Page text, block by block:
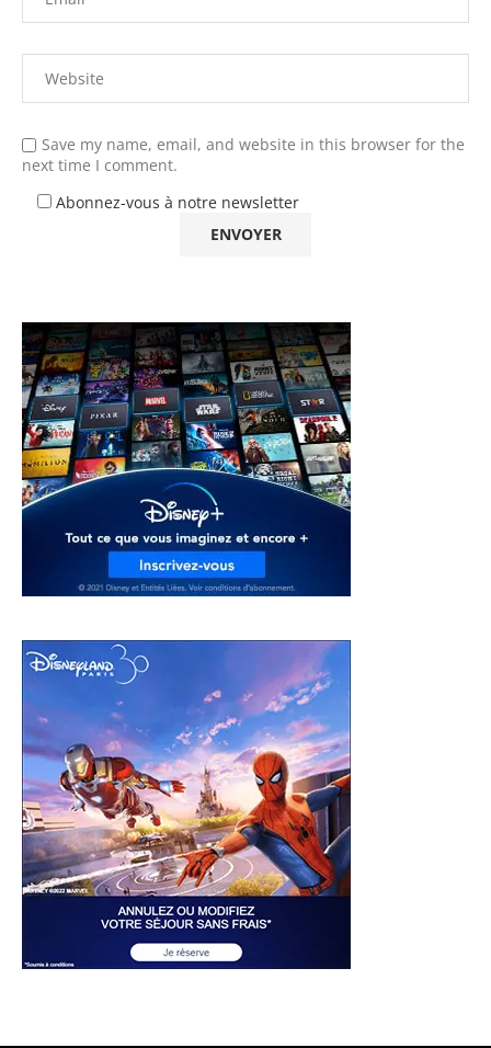
Save my name, email, and website in this browser for the
next time I comment.
Abonnez-vous à notre newsletter